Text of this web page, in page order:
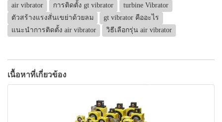
air vibrator การติดตั้ง gt vibrator
turbine Vibrator
ตัวสร้างแรงสั่นเขย่าด้วยลม
gt vibrator คืออะไร
แนะนำการติดตั้ง air vibrator
วิธีเลือกรุ่น air vibrator
เนื้อหาที่เกี่ยวข้อง